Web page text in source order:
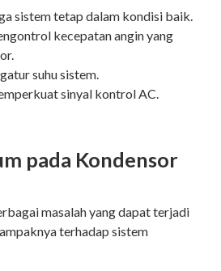
sistem tetap dalam kondisi baik.
kecepatan angin yang
suhu sistem.
sinyal kontrol AC.
pada Kondensor
masalah yang dapat terjadi
terhadap sistem